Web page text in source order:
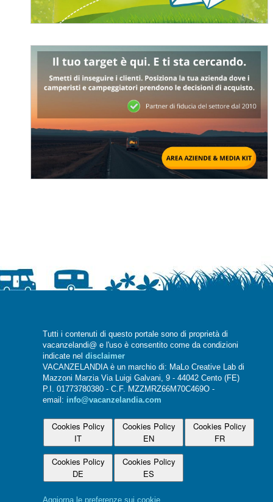
Tutti i contenuti di questo portale sono di proprietà di
vacanzelandi@ e l'uso è consentito come da condizioni
indicate nel disclaimer
VACANZELANDIA è un marchio di: MaLo Creative Lab di
Mazzoni Marzia Via Luigi Galvani, 9 - 44042 Cento (FE)
P.I. 01773780380 - C.F. MZZMRZ66M70C469O -
email: info@vacanzelandia.com
Cookies Policy
IT
Cookies Policy
EN
Cookies Policy
FR
Cookies Policy
DE
Cookies Policy
ES
Aggiorna le preferenze sui cookie